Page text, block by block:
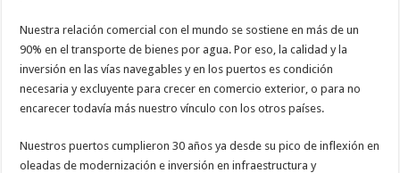
Nuestra relación comercial con el mundo se sostiene en más de un
90% en el transporte de bienes por agua. Por eso, la calidad y la
inversión en las vías navegables y en los puertos es condición
necesaria y excluyente para crecer en comercio exterior, o para no
encarecer todavía más nuestro vínculo con los otros países.
Nuestros puertos cumplieron 30 años ya desde su pico de inflexión en
oleadas de modernización e inversión en infraestructura y